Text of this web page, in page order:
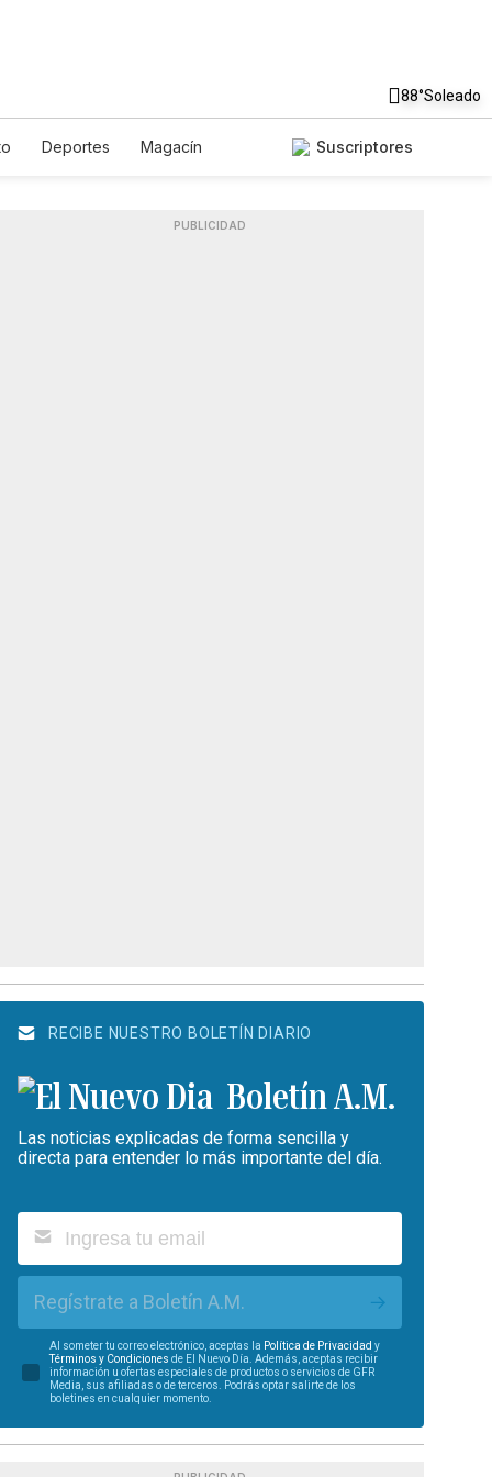
88°Soleado
Deportes
Magacín
Suscriptores
PUBLICIDAD
RECIBE NUESTRO BOLETÍN DIARIO
Boletín A.M.
Las noticias explicadas de forma sencilla y
directa para entender lo más importante del día.
Regístrate a Boletín A.M.
Al someter tu correo electrónico, aceptas la Política de Privacidad y
Términos y Condiciones de El Nuevo Día. Además, aceptas recibir
información u ofertas especiales de productos o servicios de GFR
Media, sus afiliadas o de terceros. Podrás optar salirte de los
boletines en cualquier momento.